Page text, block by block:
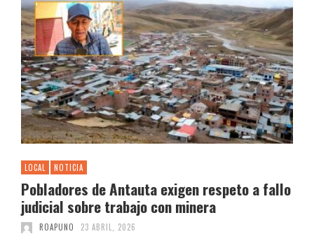
LOCAL NOTICIA
Pobladores de Antauta exigen respeto a fallo
judicial sobre trabajo con minera
ROAPUNO 23 ABRIL, 2026